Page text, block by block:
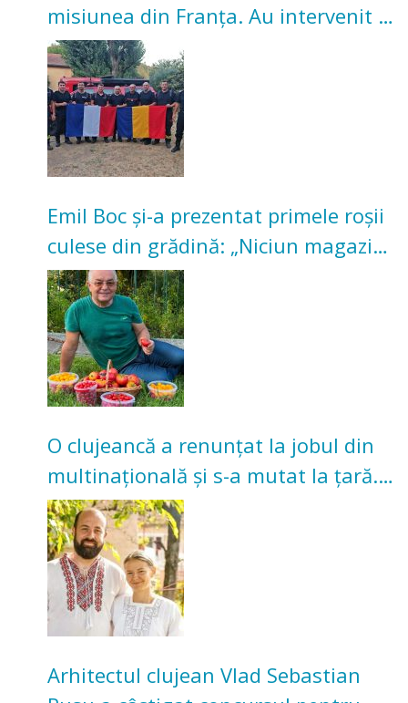
misiunea din Franța. Au intervenit la
incendii de vegetație și pădure
Emil Boc și-a prezentat primele roșii
culese din grădină: „Niciun magazin
nu poate oferi această satisfacție”
O clujeancă a renunțat la jobul din
multinațională și s-a mutat la țară.
Acum cultivă legume în grădina
bunicilor
Arhitectul clujean Vlad Sebastian